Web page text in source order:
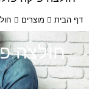
דף הבית מוצרים
חולצה